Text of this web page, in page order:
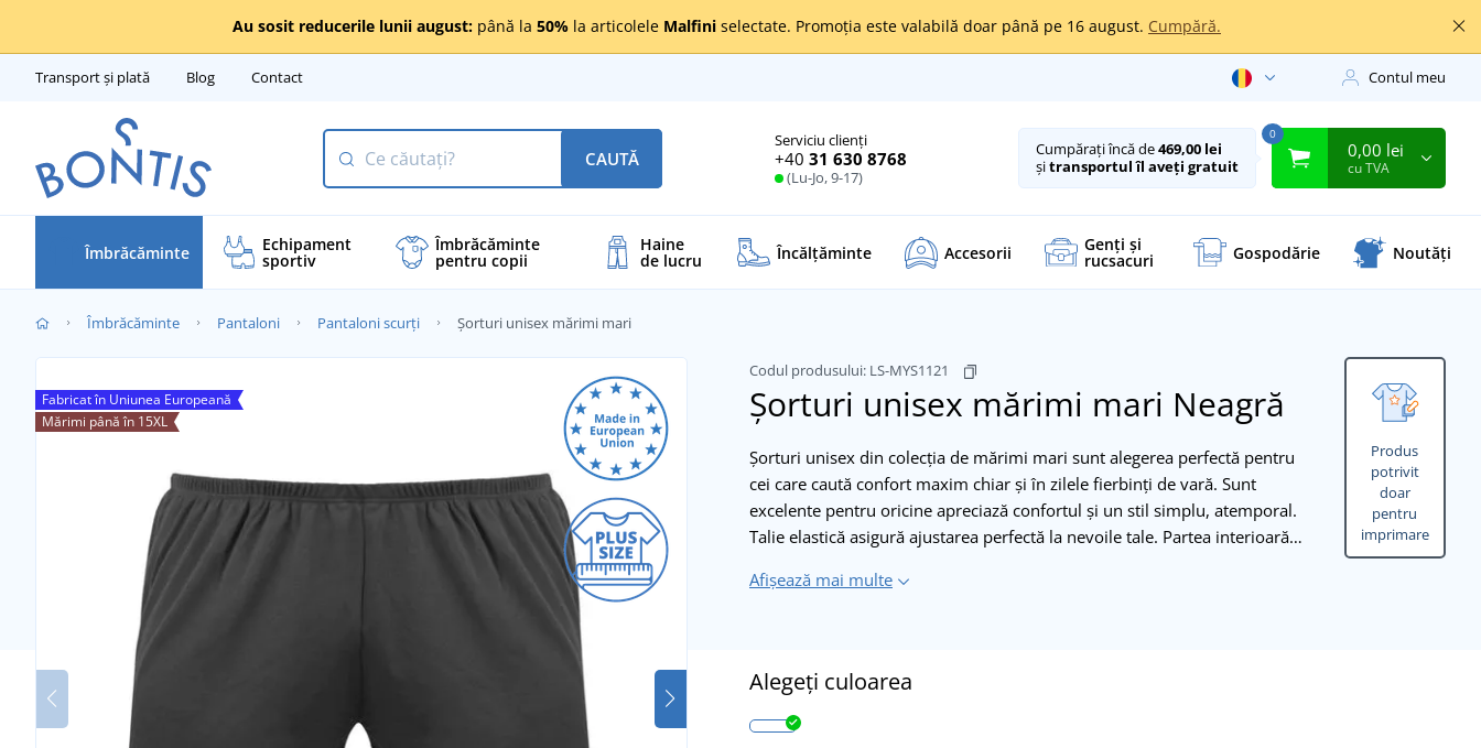
Au sosit reducerile lunii august: până la 50% la articolele Malfini selectate. Promoția este valabilă doar până pe 16 august. Cumpără.
Transport și plată Blog Contact Contul meu
Serviciu clienți
+40 31 630 8768
(Lu-Jo, 9-17)
CAUTĂ Cumpărați încă de469,00 lei
șitransportul îl aveți gratuit
0
0,00 lei
cu TVA
Îmbrăcăminte Echipament
sportiv
Îmbrăcăminte
pentru copii
Haine
de lucru Încălţăminte Accesorii Genți și
rucsacuri Gospodărie Noutăți
Îmbrăcăminte Pantaloni Pantaloni scurți Șorturi unisex mărimi mari
Produs
potrivit
doar
pentru
imprimare
Codul produsului: LS-MYS1121
Șorturi unisex mărimi mari Neagră
Fabricat în Uniunea Europeană
Mărimi până în 15XL
Șorturi unisex din colecția de mărimi mari sunt alegerea perfectă pentru
cei care caută confort maxim chiar și în zilele fierbinți de vară. Sunt
excelente pentru oricine apreciază confortul și un stil simplu, atemporal.
Talie elastică asigură ajustarea perfectă la nevoile tale. Partea interioară…
Afișează mai multe
Alegeți culoarea